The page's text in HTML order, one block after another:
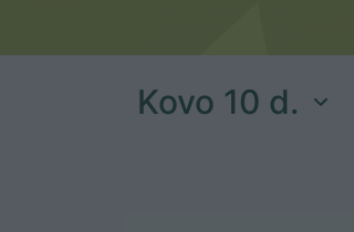
Kovo 10 d.